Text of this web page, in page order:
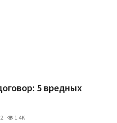
5 вредных
1.4K